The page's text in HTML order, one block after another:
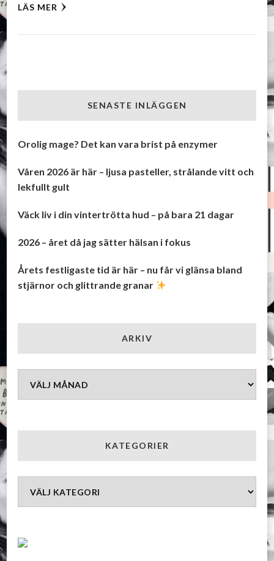
LÄS MER
SENASTE INLÄGGEN
Orolig mage? Det kan vara brist på enzymer
Våren 2026 är här – ljusa pasteller, strålande vitt och
lekfullt gult
Väck liv i din vintertrötta hud – på bara 21 dagar
2026 – året då jag sätter hälsan i fokus
Årets festligaste tid är här – nu får vi glänsa bland
stjärnor och glittrande granar
ARKIV
Arkiv
KATEGORIER
Kategorier